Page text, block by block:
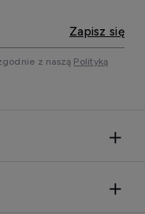
Zapisz się
z naszą Polityką